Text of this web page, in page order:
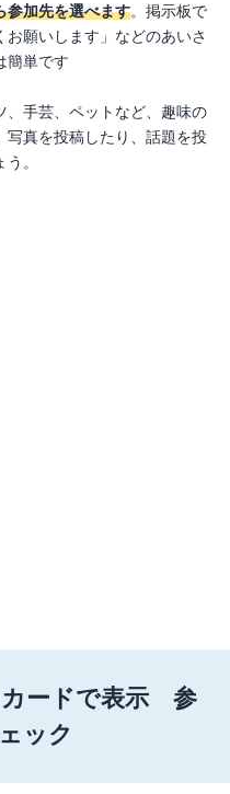
参加先を選べます。掲示板で
お願いします」などのあいさ
簡単です
、手芸、ペットなど、趣味の
写真を投稿したり、話題を投
。
カードで表示 参
ック